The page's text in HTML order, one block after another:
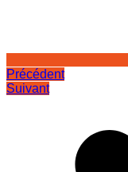
Précédent
Suivant